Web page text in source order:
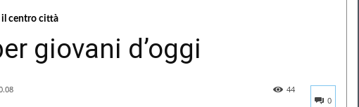
il centro città
giovani d’oggi
0
44